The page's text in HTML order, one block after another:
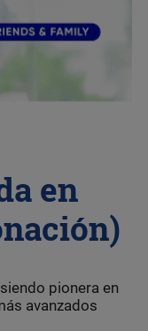
en
pionera en
avanzados